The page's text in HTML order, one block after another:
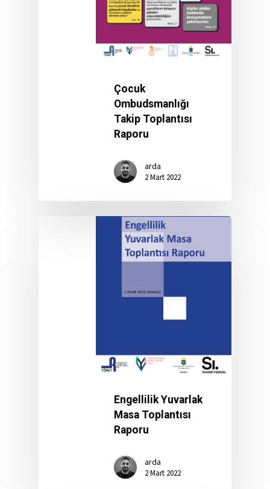
Çocuk
Ombudsmanlığı
Takip Toplantısı
Raporu
arda
2 Mart 2022
Engellilik Yuvarlak
Masa Toplantısı
Raporu
arda
2 Mart 2022